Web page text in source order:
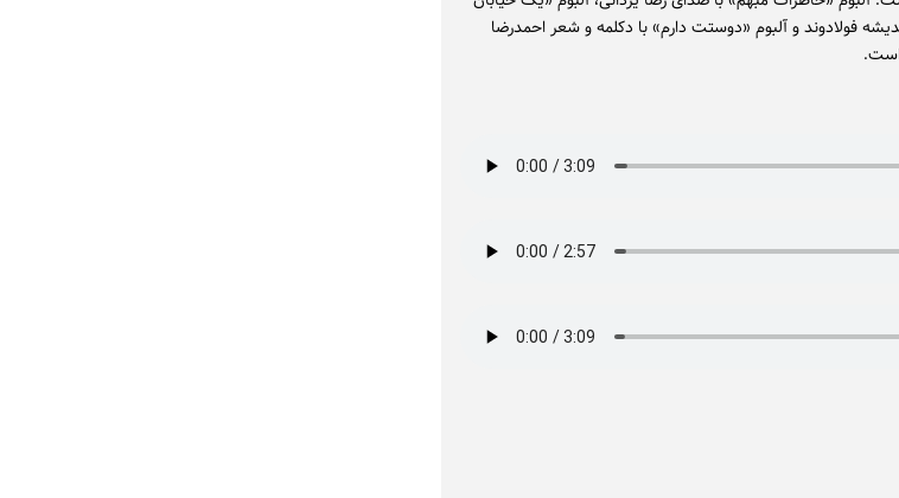
فولادوند و آلبوم «دوستت دارم» با دکلمه و شعر احمدرضا
است.